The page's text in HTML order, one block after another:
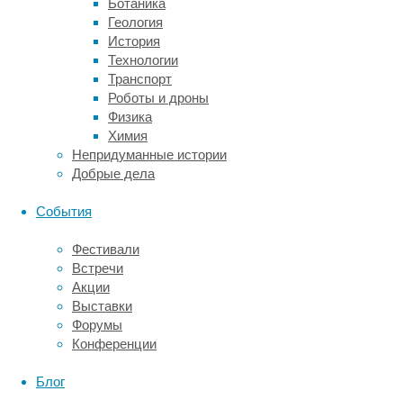
Ботаника
Геология
История
Технологии
Транспорт
Роботы и дроны
Физика
Химия
Непридуманные истории
Добрые дела
События
Фестивали
Встречи
Акции
Выставки
Форумы
Конференции
Блог
детский
церебральный
паралич
степени
тяжести,
4-
ая
степень
здоровья.
Читать
дальше
"Коляска
для
Дарьи
–
Непридуманные
истории
«Даже